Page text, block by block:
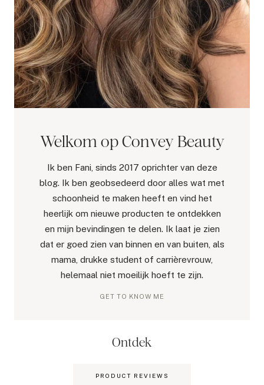
Welkom op Convey Beauty
Ik ben Fani, sinds 2017 oprichter van deze
blog. Ik ben geobsedeerd door alles wat met
schoonheid te maken heeft en vind het
heerlijk om nieuwe producten te ontdekken
en mijn bevindingen te delen. Ik laat je zien
dat er goed zien van binnen en van buiten, als
mama, drukke student of carrièrevrouw,
helemaal niet moeilijk hoeft te zijn.
GET TO KNOW ME
Ontdek
PRODUCT REVIEWS